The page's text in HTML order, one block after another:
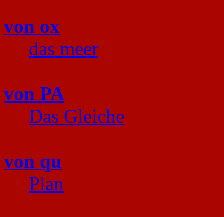
von ox
das meer
von PA
Das Gleiche
von qu
Plan